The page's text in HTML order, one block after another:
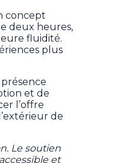
concept
deux heures,
fluidité.
plus
et de
l’offre
de
Le soutien
et